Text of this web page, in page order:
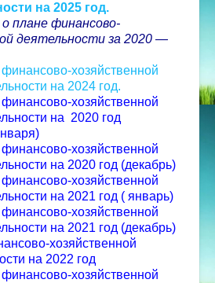
на 2025 год.
плане финансово-
деятельности за 2020 —
хозяйственной
на 2024 год.
хозяйственной
на 2020 год
хозяйственной
на 2020 год (декабрь)
хозяйственной
на 2021 год ( январь)
хозяйственной
на 2021 год (декабрь)
хозяйственной
на 2022 год
хозяйственной